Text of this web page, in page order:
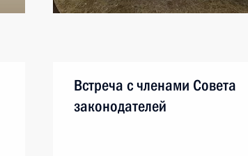
Встреча с членами Совета
законодателей